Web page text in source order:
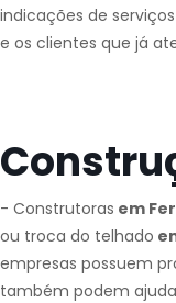
indicações de
e os clientes que já
- Construtoras em
ou troca do telhado
empresas possuem
também podem